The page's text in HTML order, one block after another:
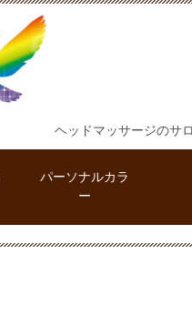
ヘッドマッサージのサ
パーソナルカラ
ー